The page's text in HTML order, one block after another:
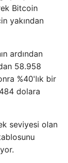
Bitcoin
yakından
ardından
58.958
%40'lık bir
dolara
seviyesi olan